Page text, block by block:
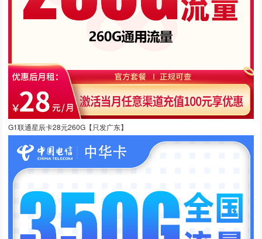
G1联通星辰卡28元260G【只发广东】